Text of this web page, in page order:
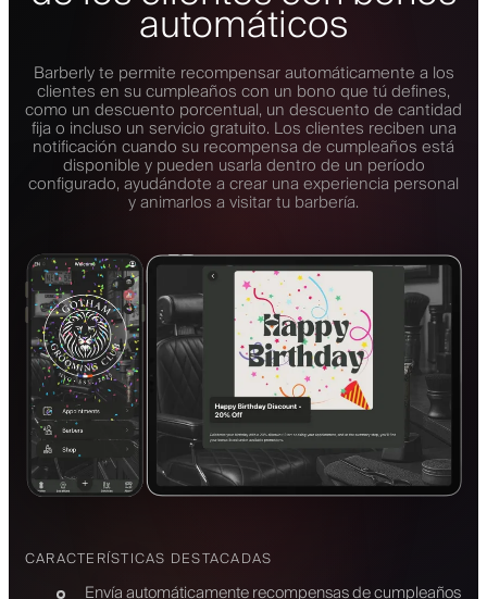
automáticos
Barberly te permite recompensar automáticamente a los
clientes en su cumpleaños con un bono que tú defines,
como un descuento porcentual, un descuento de cantidad
fija o incluso un servicio gratuito. Los clientes reciben una
notificación cuando su recompensa de cumpleaños está
disponible y pueden usarla dentro de un período
configurado, ayudándote a crear una experiencia personal
y animarlos a visitar tu barbería.
CARACTERÍSTICAS DESTACADAS
Envía automáticamente recompensas de cumpleaños